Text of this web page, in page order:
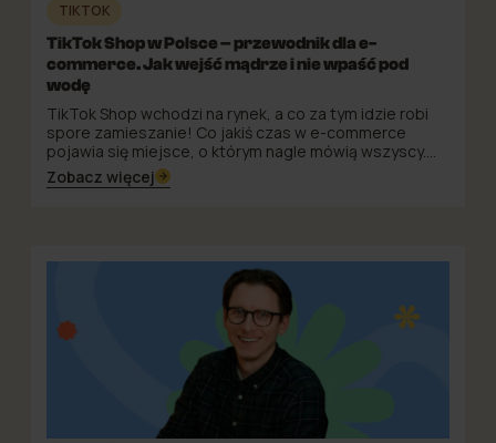
TIKTOK
TikTok Shop w Polsce – przewodnik dla e-
commerce. Jak wejść mądrze i nie wpaść pod
wodę
TikTok Shop wchodzi na rynek, a co za tym idzie robi
spore zamieszanie! Co jakiś czas w e-commerce
pojawia się miejsce, o którym nagle mówią wszyscy.
Kiedyś było to Allegro, potem performance w Meta
Ads, dziś jest nim TikTok Shop. Schemat zwykle się
Zobacz więcej